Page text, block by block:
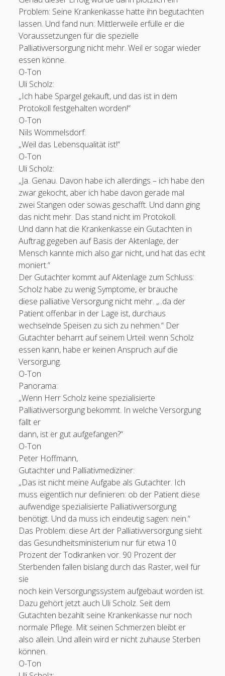
Feeds
Anmelden
Eintrags-Feed
Kommentar-Feed
WordPress.org
Problem: Seine Krankenkasse hatte ihn begutachten
lassen. Und fand nun: Mittlerweile erfülle er die
Voraussetzungen für die spezielle
Palliativversorgung nicht mehr. Weil er sogar wieder
essen könne.
O-Ton
Uli Scholz:
„Ich habe Spargel gekauft, und das ist in dem
Protokoll festgehalten worden!“
O-Ton
Nils Wommelsdorf:
„Weil das Lebensqualität ist!“
O-Ton
Uli Scholz:
„Ja. Genau. Davon habe ich allerdings – ich habe den
zwar gekocht, aber ich habe davon gerade mal
zwei Stangen oder sowas geschafft. Und dann ging
das nicht mehr. Das stand nicht im Protokoll.
Und dann hat die Krankenkasse ein Gutachten in
Auftrag gegeben auf Basis der Aktenlage, der
Mensch kannte mich also gar nicht, und hat das echt
moniert.“
Der Gutachter kommt auf Aktenlage zum Schluss:
Scholz habe zu wenig Symptome, er brauche
diese palliative Versorgung nicht mehr. „..da der
Patient offenbar in der Lage ist, durchaus
wechselnde Speisen zu sich zu nehmen.“ Der
Gutachter beharrt auf seinem Urteil: wenn Scholz
essen kann, habe er keinen Anspruch auf die
Versorgung.
O-Ton
Panorama:
„Wenn Herr Scholz keine spezialisierte
Palliativversorgung bekommt. In welche Versorgung
fällt er
dann, ist er gut aufgefangen?“
O-Ton
Peter Hoffmann,
Gutachter und Palliativmediziner:
„Das ist nicht meine Aufgabe als Gutachter. Ich
muss eigentlich nur definieren: ob der Patient diese
aufwendige spezialisierte Palliativversorgung
benötigt. Und da muss ich eindeutig sagen: nein.“
Das Problem: diese Art der Palliativversorgung sieht
das Gesundheitsministerium nur für etwa 10
Prozent der Todkranken vor. 90 Prozent der
Sterbenden fallen bislang durch das Raster, weil für
sie
noch kein Versorgungssystem aufgebaut worden ist.
Dazu gehört jetzt auch Uli Scholz. Seit dem
Gutachten bezahlt seine Krankenkasse nur noch
normale Pflege. Mit seinen Schmerzen bleibt er
also allein. Und allein wird er nicht zuhause Sterben
können.
O-Ton